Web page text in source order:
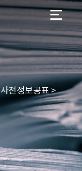
전정보공표 >